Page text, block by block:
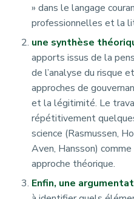
» dans le langage
professionnelles et la
une synthèse
apports issus de la
de l’analyse du risque
approches de
et la légitimité. Le
répétitivement
science (Rasmussen,
Aven, Hansson)
approche théorique.
Enfin, une